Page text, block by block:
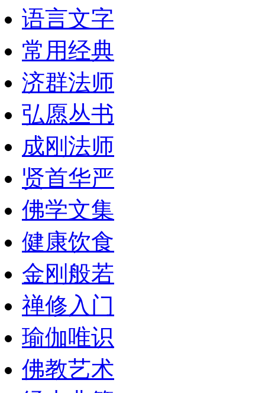
语言文字
常用经典
济群法师
弘愿丛书
成刚法师
贤首华严
佛学文集
健康饮食
金刚般若
禅修入门
瑜伽唯识
佛教艺术